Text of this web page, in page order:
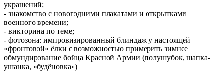
украшений;
- знакомство с новогодними плакатами и открытками
военного времени;
- викторина по теме;
- фотозона: импровизированный блиндаж у настоящей
«фронтовой» ёлки с возможностью примерить зимнее
обмундирование бойца Красной Армии (полушубок, шапка-
ушанка, «будёновка»)